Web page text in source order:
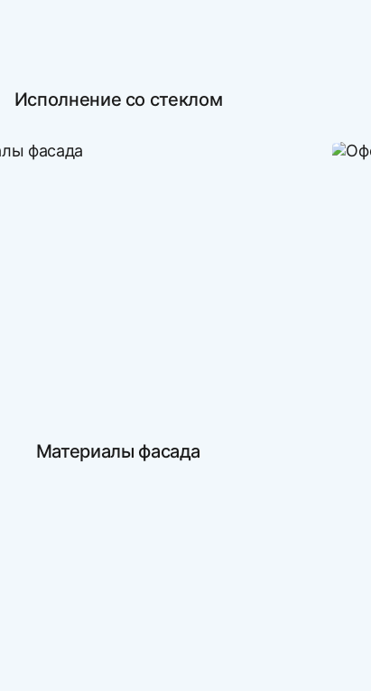
Исполнение со стеклом
Материалы фасада